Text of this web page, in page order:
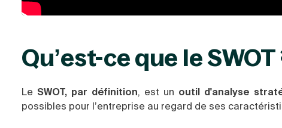
Qu’est-ce que le SWOT
Le SWOT, par définition, est un outil d'analyse
possibles pour l’entreprise au regard de ses